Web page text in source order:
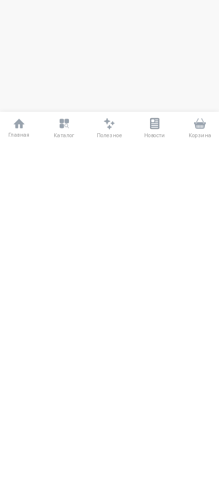
Главная Каталог Полезное Новости Корзина